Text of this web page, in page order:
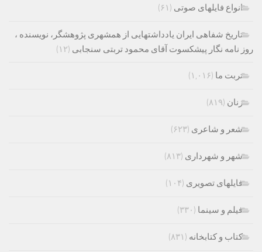
انواع فایلهای صوتی (۶۱)
تاریخ شفاهی ایران یادداشتهایی از همشهری پژوهشگر، نویسنده ،
روز نامه نگار پیشکسوت آقای محمود تربتی سنجابی (۱۲)
تربت ما (۱,۰۱۶)
زنان (۸۱۹)
شعر و شاعری (۶۲۳)
شهر و شهرداری (۸۱۳)
فایلهای تصویری (۱۰۴)
فیلم و سینما (۳۳۰)
کتاب و کتابخانه (۸۳۱)